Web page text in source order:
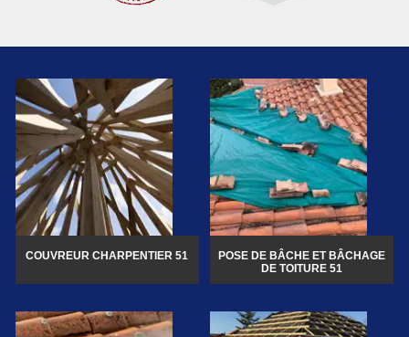
COUVREUR CHARPENTIER 51
POSE DE BÂCHE ET BÂCHAGE
DE TOITURE 51